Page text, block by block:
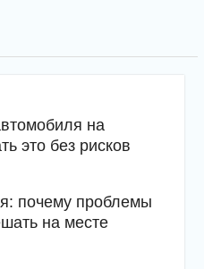
на
это без рисков
почему проблемы
на месте